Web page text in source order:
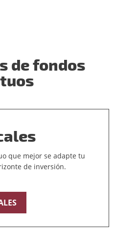
de fondos
que mejor se adapte tu
de inversión.